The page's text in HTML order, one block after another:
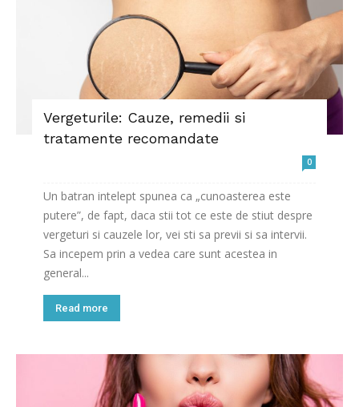
Vergeturile: Cauze, remedii si
tratamente recomandate
0
Un batran intelept spunea ca „cunoasterea este
putere”, de fapt, daca stii tot ce este de stiut despre
vergeturi si cauzele lor, vei sti sa previi si sa intervii.
Sa incepem prin a vedea care sunt acestea in
general...
Read more